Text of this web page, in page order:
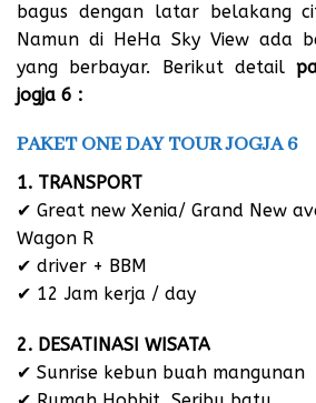
bagus dengan latar belakang
Namun di HeHa Sky View ada
yang berbayar. Berikut detail
jogja 6 :
PAKET ONE DAY TOUR JOGJA 6
1. TRANSPORT
✔ Great new Xenia/ Grand New
Wagon R
✔ driver + BBM
✔ 12 Jam kerja / day
2. DESATINASI WISATA
✔ Sunrise kebun buah mangunan